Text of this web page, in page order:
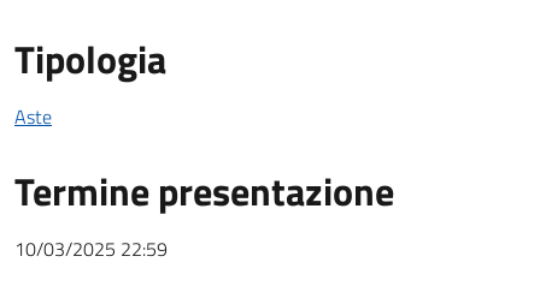
Tipologia
Aste
Termine presentazione
10/03/2025 22:59